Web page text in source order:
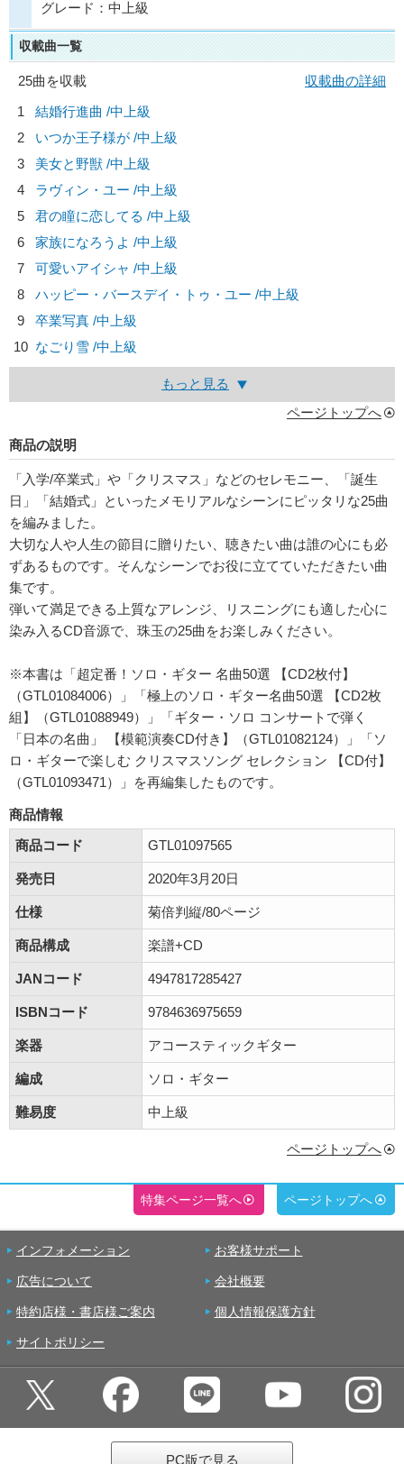
グレード：中上級
収載曲一覧
25曲を収載
収載曲の詳細
1
結婚行進曲 /中上級
2
いつか王子様が /中上級
3
美女と野獣 /中上級
4
ラヴィン・ユー /中上級
5
君の瞳に恋してる /中上級
6
家族になろうよ /中上級
7
可愛いアイシャ /中上級
8
ハッピー・バースデイ・トゥ・ユー /中上級
9
卒業写真 /中上級
10 なごり雪 /中上級
もっと見る
ページトップへ
商品の説明
「入学/卒業式」や「クリスマス」などのセレモニー、「誕生
日」「結婚式」といったメモリアルなシーンにピッタリな25曲
を編みました。
大切な人や人生の節目に贈りたい、聴きたい曲は誰の心にも必
ずあるものです。そんなシーンでお役に立てていただきたい曲
集です。
弾いて満足できる上質なアレンジ、リスニングにも適した心に
染み入るCD音源で、珠玉の25曲をお楽しみください。
※本書は「超定番！ソロ・ギター 名曲50選 【CD2枚付】
（GTL01084006）」「極上のソロ・ギター名曲50選 【CD2枚
組】（GTL01088949）」「ギター・ソロ コンサートで弾く
「日本の名曲」 【模範演奏CD付き】（GTL01082124）」「ソ
ロ・ギターで楽しむ クリスマスソング セレクション 【CD付】
（GTL01093471）」を再編集したものです。
商品情報
商品コード
GTL01097565
発売日 2020年3月20日
仕様 菊倍判縦/80ページ
商品構成 楽譜+CD
JANコード 4947817285427
ISBNコード 9784636975659
楽器 アコースティックギター
編成 ソロ・ギター
難易度 中上級
ページトップへ
特集ページ一覧へ ページトップへ
インフォメーション お客様サポート
広告について 会社概要
特約店様・書店様ご案内 個人情報保護方針
サイトポリシー
PC版で見る